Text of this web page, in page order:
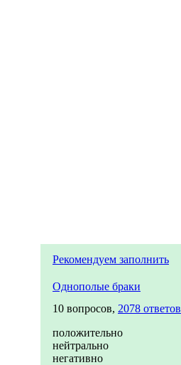
Рекомендуем заполнить
Однополые браки
10 вопросов, 2078 ответов
положительно
нейтрально
негативно